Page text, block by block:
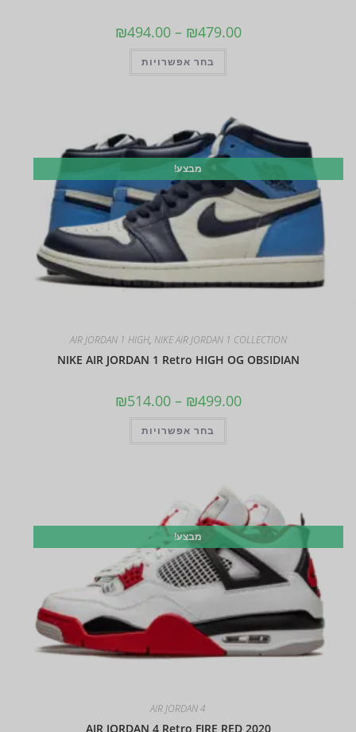
₪479.00
–
₪494.00
בחר אפשרויות
מבצע!
AIR JORDAN 1 HIGH, NIKE AIR JORDAN 1 COLLECTION
NIKE AIR JORDAN 1 Retro HIGH OG OBSIDIAN
₪499.00
–
₪514.00
בחר אפשרויות
מבצע!
AIR JORDAN 4
AIR JORDAN 4 Retro FIRE RED 2020